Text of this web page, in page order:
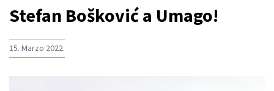
Stefan Bošković a Umago!
15. Marzo 2022.